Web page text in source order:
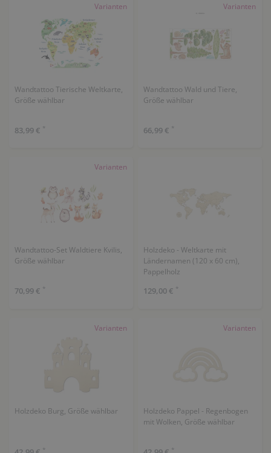
Varianten
Wandtattoo Tierische Weltkarte,
Größe wählbar
83,99 € *
Varianten
Wandtattoo Wald und Tiere,
Größe wählbar
66,99 € *
Varianten
Wandtattoo-Set Waldtiere Kvilis,
Größe wählbar
70,99 € *
Holzdeko - Weltkarte mit
Ländernamen (120 x 60 cm),
Pappelholz
129,00 € *
Varianten
Holzdeko Burg, Größe wählbar
*
Varianten
Holzdeko Pappel - Regenbogen
mit Wolken, Größe wählbar
*